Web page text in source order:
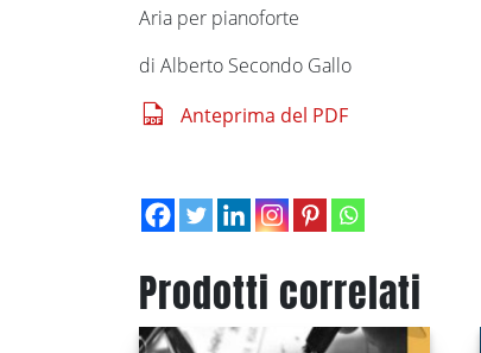
Aria per pianoforte
di Alberto Secondo Gallo
Anteprima del PDF
Prodotti correlati